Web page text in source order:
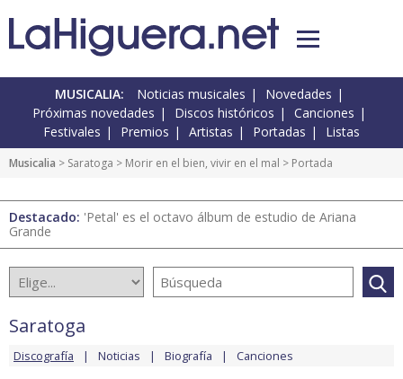
MUSICALIA: Noticias musicales
Novedades
Próximas novedades
Discos históricos
Canciones
Festivales
Premios Artistas Portadas Listas
Musicalia > Saratoga > Morir en el bien, vivir en el mal > Portada
Destacado: 'Petal' es el octavo álbum de estudio de Ariana
Grande
Saratoga
Discografía Noticias Biografía Canciones